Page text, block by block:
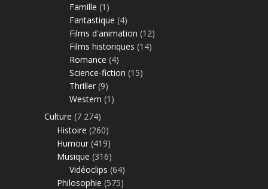
Famille (1)
Fantastique (4)
Films d'animation (12)
Films historiques (14)
Romance (4)
Science-fiction (15)
Thriller (9)
Western (1)
Culture (7 274)
Histoire (260)
Humour (419)
Musique (316)
Vidéoclips (64)
Philosophie (575)